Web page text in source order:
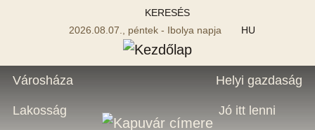
KERESÉS
2026.08.07., péntek - Ibolya napja
HU
Városháza
Lakosság
Helyi gazdaság
Jó itt lenni